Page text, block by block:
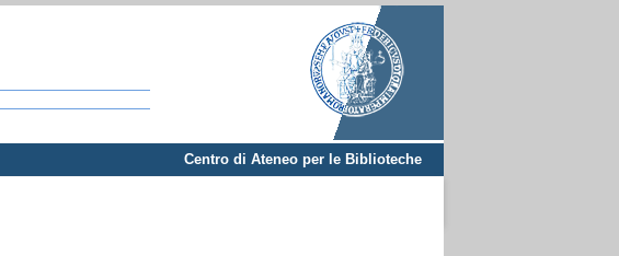
Centro di Ateneo per le Biblioteche